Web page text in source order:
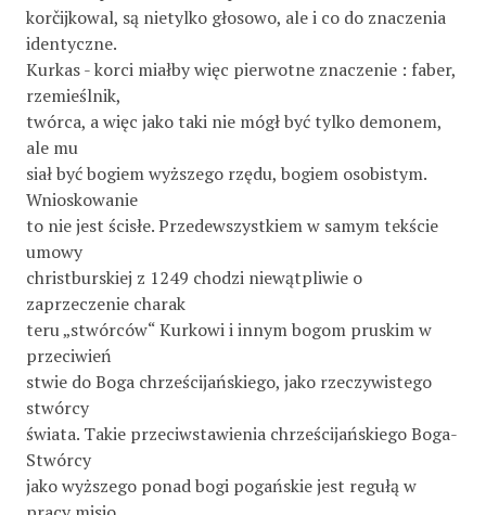
korčijkowal, są nietylko głosowo, ale i co do znaczenia
identyczne.
Kurkas - korci miałby więc pierwotne znaczenie : faber,
rzemieślnik,
twórca, a więc jako taki nie mógł być tylko demonem,
ale mu­
siał być bogiem wyższego rzędu, bogiem osobistym.
Wnioskowanie
to nie jest ścisłe. Przedewszystkiem w samym tekście
umowy
christburskiej z 1249 chodzi niewątpliwie o
zaprzeczenie charak­
teru „stwórców“ Kurkowi i innym bogom pruskim w
przeciwień­
stwie do Boga chrześcijańskiego, jako rzeczywistego
stwórcy
świata. Takie przeciwstawienia chrześcijańskiego Boga-
Stwórcy
jako wyższego ponad bogi pogańskie jest regułą w